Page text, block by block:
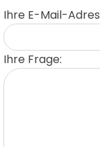
Ihre E-Mail-
Ihre Frage: